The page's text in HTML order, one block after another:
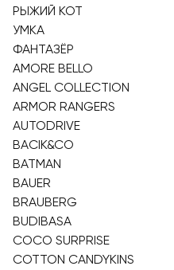
РЫЖИЙ КОТ
УМКА
ФАНТАЗЁР
AMORE BELLO
ANGEL COLLECTION
ARMOR RANGERS
AUTODRIVE
BACIK&CO
BATMAN
BAUER
BRAUBERG
BUDIBASA
COCO SURPRISE
COTTON CANDYKINS